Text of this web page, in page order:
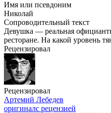
Имя или псевдоним
Николай
Сопроводительный текст
Девушка — реальная
ресторане. На какой уровень
Рецензировал
Рецензировал
Артемий Лебедев
оригиналс рецензией